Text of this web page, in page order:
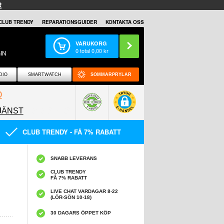
TRENDY REPARATIONSGUIDER KONTAKTA OSS
VARUKORG
0total0,00kr
SMARTWATCH SOMMARPRYLAR
CLUB TRENDY - FÅ 7% RABATT
SNABB LEVERANS
CLUB TRENDY
FÅ 7% RABATT
LIVE CHAT VARDAGAR 8-22
(LÖR-SÖN 10-18)
30 DAGARS ÖPPET KÖP